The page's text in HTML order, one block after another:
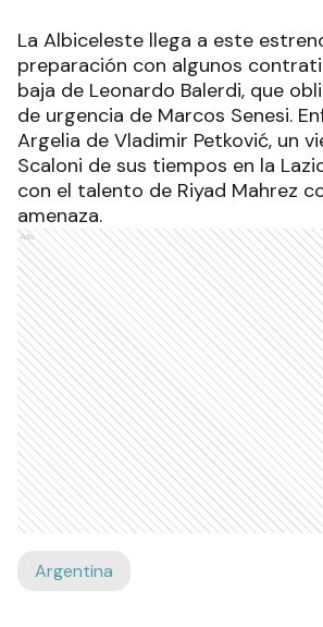
La Albiceleste llega a este
preparación con algunos
baja de Leonardo Balerdi, que
de urgencia de Marcos Senesi.
Argelia de Vladimir Petković, un
Scaloni de sus tiempos en la
con el talento de Riyad Mahrez
amenaza.
Ads
Argentina